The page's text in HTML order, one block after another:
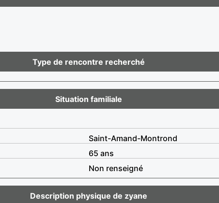
Type de rencontre recherché
Situation familiale
Saint-Amand-Montrond
65 ans
Non renseigné
Description physique de zyane